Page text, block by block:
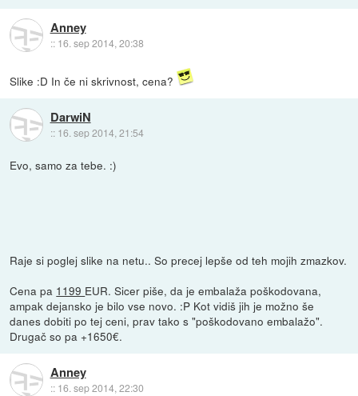
Anney
:: 16. sep 2014, 20:38
Slike :D In če ni skrivnost, cena?
DarwiN
:: 16. sep 2014, 21:54
Evo, samo za tebe. :)
Raje si poglej slike na netu.. So precej lepše od teh mojih zmazkov.
Cena pa 1199 EUR. Sicer piše, da je embalaža poškodovana,
ampak dejansko je bilo vse novo. :P Kot vidiš jih je možno še
danes dobiti po tej ceni, prav tako s "poškodovano embalažo".
Drugač so pa +1650€.
Anney
:: 16. sep 2014, 22:30